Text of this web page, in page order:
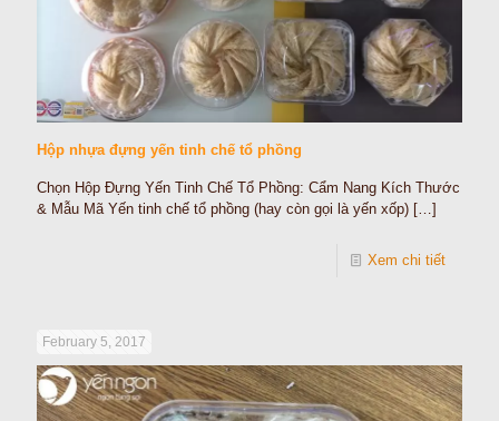
Hộp nhựa đựng yến tinh chế tổ phồng
Chọn Hộp Đựng Yến Tinh Chế Tổ Phồng: Cẩm Nang Kích Thước
& Mẫu Mã Yến tinh chế tổ phồng (hay còn gọi là yến xốp) […]
Xem chi tiết
February 5, 2017